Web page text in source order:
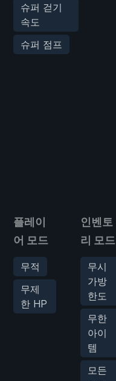
슈퍼 걷기
속도
슈퍼 점프
플레이
어 모드
무적
무제
한 HP
인벤토
리 모드
무시
가방
한도
무한
아이
템
모든